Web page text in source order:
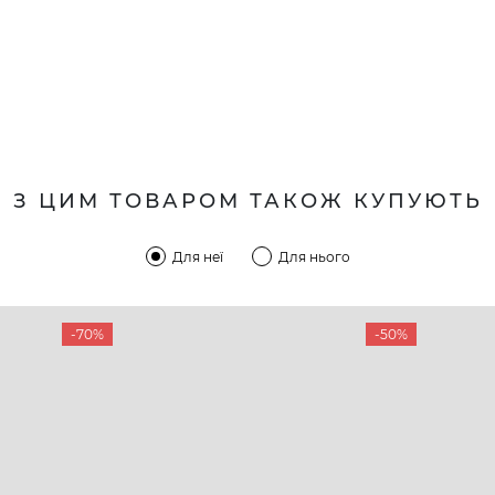
З ЦИМ ТОВАРОМ ТАКОЖ КУПУЮТЬ
Для неї Для нього
-70% -50%